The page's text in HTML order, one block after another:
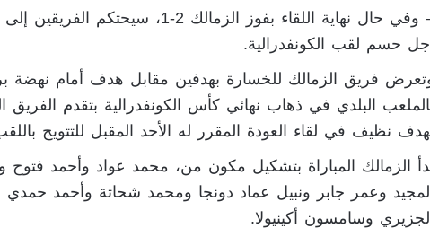
– وفي حال نهاية اللقاء بفوز الزمالك 2-
أجل حسم لقب الكونفدرالية.
فريق الزمالك للخسارة بهدفين مقابل هدف أمام نهضة
البلدي في ذهاب نهائي كأس الكونفدرالية بتقدم الفريق
نظيف في لقاء العودة المقرر له الأحد المقبل للتتويج
الزمالك المباراة بتشكيل مكون من، محمد عواد وأحمد
المجيد وعمر جابر ونبيل عماد دونجا ومحمد شحاتة وأحمد
الجزيري وسامسون أكينيولا.